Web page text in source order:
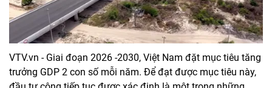
VTV.vn - Giai đoạn 2026 -2030, Việt Nam đặt mục tiêu tăng
trưởng GDP 2 con số mỗi năm. Để đạt được mục tiêu này,